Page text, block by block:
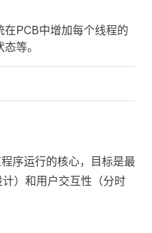
在PCB中增加每个线程的
等。
序运行的核心，目标是最
）和用户交互性（分时